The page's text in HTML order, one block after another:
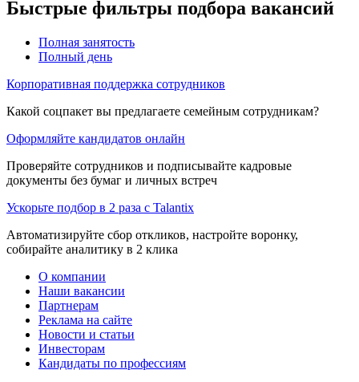
Быстрые фильтры подбора вакансий
Полная занятость
Полный день
Корпоративная поддержка сотрудников
Какой соцпакет вы предлагаете семейным сотрудникам?
Оформляйте кандидатов онлайн
Проверяйте сотрудников и подписывайте кадровые
документы без бумаг и личных встреч
Ускорьте подбор в 2 раза с Talantix
Автоматизируйте сбор откликов, настройте воронку,
собирайте аналитику в 2 клика
О компании
Наши вакансии
Партнерам
Реклама на сайте
Новости и статьи
Инвесторам
Кандидаты по профессиям